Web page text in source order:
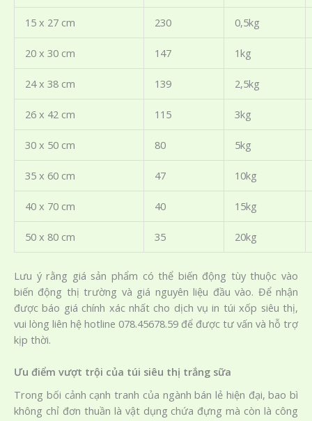
15 x 27 cm 230 0,5kg
20 x 30 cm 147 1kg
24 x 38 cm 139 2,5kg
26 x 42 cm 115 3kg
30 x 50 cm 80 5kg
35 x 60 cm 47 10kg
40 x 70 cm 40 15kg
50 x 80 cm 35 20kg
Lưu ý rằng giá sản phẩm có thể biến động tùy thuộc vào
biến động thị trường và giá nguyên liệu đầu vào. Để nhận
được báo giá chính xác nhất cho dịch vụ in túi xốp siêu thị,
vui lòng liên hệ hotline 078.45678.59 để được tư vấn và hỗ trợ
kịp thời.
Ưu điểm vượt trội của túi siêu thị trắng sữa
Trong bối cảnh cạnh tranh của ngành bán lẻ hiện đại, bao bì
không chỉ đơn thuần là vật dụng chứa đựng mà còn là công